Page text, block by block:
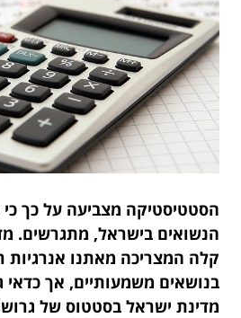
הסטטיסטיקה מצביעה על כך כי
הנשואים בישראל, מתגרשים.
קלה המצריכה מאתנו אנרגיות
בנושאים משמעותיים, אך כדאי
מדינת ישראל בסטטוס של